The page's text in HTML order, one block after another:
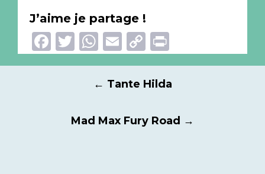
J’aime je partage !
Facebook
Twitter
WhatsApp
EmailCopy
Link
Navigation
articles
← Tante Hilda
Mad Max Fury Road →